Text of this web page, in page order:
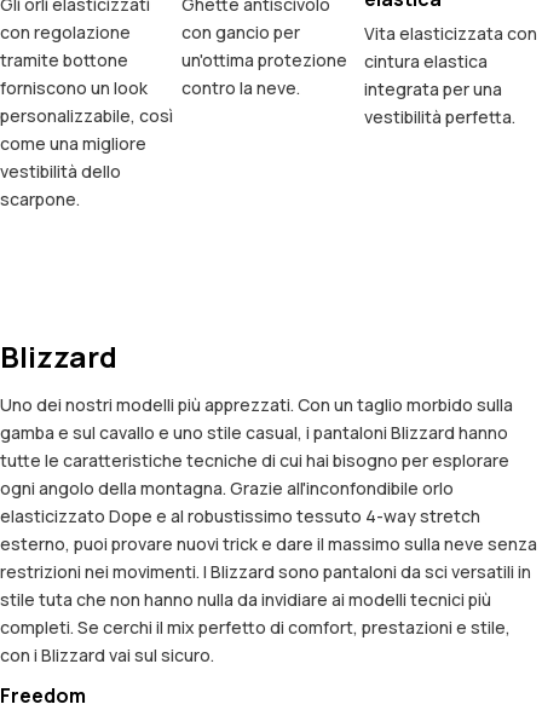
con regolazione
tramite bottone
forniscono un look
personalizzabile, così
come una migliore
vestibilità dello
scarpone.
con gancio per
un'ottima protezione
contro la neve.
Vita elasticizzata con
cintura elastica
integrata per una
vestibilità perfetta.
Blizzard
Uno dei nostri modelli più apprezzati. Con un taglio morbido sulla
gamba e sul cavallo e uno stile casual, i pantaloni Blizzard hanno
tutte le caratteristiche tecniche di cui hai bisogno per esplorare
ogni angolo della montagna. Grazie all'inconfondibile orlo
elasticizzato Dope e al robustissimo tessuto 4-way stretch
esterno, puoi provare nuovi trick e dare il massimo sulla neve senza
restrizioni nei movimenti. I Blizzard sono pantaloni da sci versatili in
stile tuta che non hanno nulla da invidiare ai modelli tecnici più
completi. Se cerchi il mix perfetto di comfort, prestazioni e stile,
con i Blizzard vai sul sicuro.
Freedom